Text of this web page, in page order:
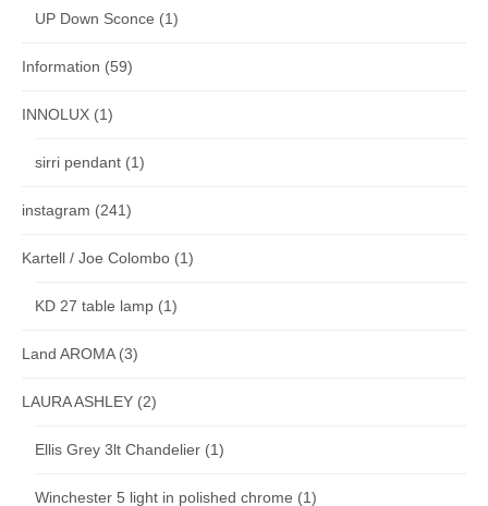
UP Down Sconce (1)
Information (59)
INNOLUX (1)
sirri pendant (1)
instagram (241)
Kartell / Joe Colombo (1)
KD 27 table lamp (1)
Land AROMA(3)
LAURA ASHLEY (2)
Ellis Grey 3lt Chandelier (1)
Winchester 5 light in polished chrome (1)